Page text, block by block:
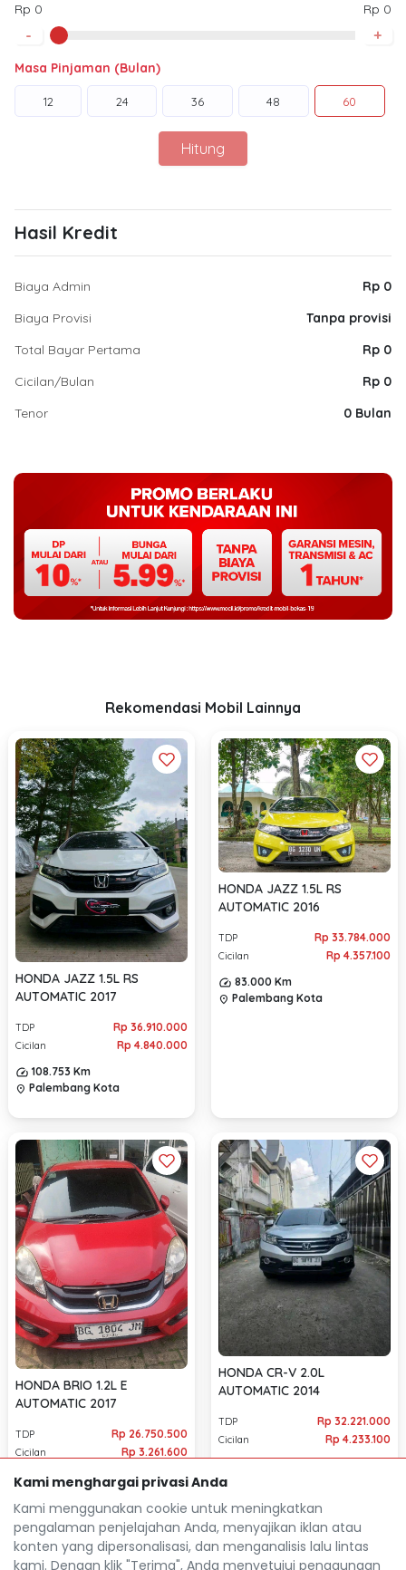
Rp 0 Rp 0
- +
Masa Pinjaman (Bulan)
12 24 36 48 60
Hitung
Hasil Kredit
Biaya Admin
Rp 0
Biaya Provisi
Tanpa provisi
Total Bayar Pertama
Rp 0
Cicilan/Bulan
Rp 0
Tenor
0 Bulan
Rekomendasi Mobil Lainnya
HONDA JAZZ 1.5L RS
AUTOMATIC 2017
TDP Rp 36.910.000
Cicilan
Rp 4.840.000
108.753 Km
location_on Palembang Kota
HONDA JAZZ 1.5L RS
AUTOMATIC 2016
TDP Rp 33.784.000
Cicilan
Rp 4.357.100
83.000 Km
location_on Palembang Kota
HONDA BRIO 1.2L E
AUTOMATIC 2017
TDP Rp 26.750.500
Cicilan
Rp 3.261.600
78.095 Km
Palembang Kota
HONDA CR-V 2.0L
AUTOMATIC 2014
TDP Rp 32.221.000
Cicilan
Rp 4.233.100
location_on
Kami menghargai privasi Anda
Kami menggunakan cookie untuk meningkatkan
pengalaman penjelajahan Anda, menyajikan iklan atau
konten yang dipersonalisasi, dan menganalisis lalu lintas
kami. Dengan klik "Terima", Anda menyetujui penggunaan